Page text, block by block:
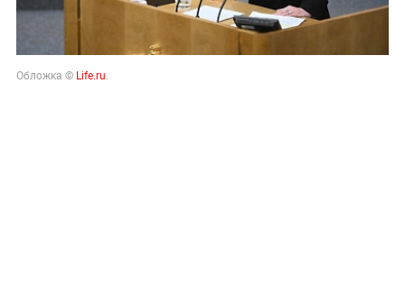
Обложка © Life.ru.